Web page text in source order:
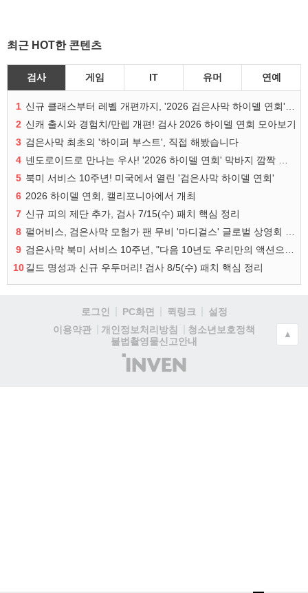
최근 HOT한 콘텐츠
검사 게임 IT 유머 연예
1
2 신캐 출시와 경험치/만렙 개편! 검사 2026 하이델 연회 모아보기
3 검은사막 최초의 '하이퍼 부스트', 직접 해봤습니다
4
5 북미 서비스 10주년! 미국에서 열린 '검은사막 하이델 연회'
6 2026 하이델 연회, 캘리포니아에서 개최
7 신규 피의 제단 추가, 검사 7/15(수) 패치 핵심 정리
8
9
10길드 명성과 신규 우두머리! 검사 8/5(수) 패치 핵심 정리
로그인 PC화면 퀵링크
설정
이용약관
개인정보처리방침
청소년보호정책
불법촬영물신고안내
(주)
인
▲